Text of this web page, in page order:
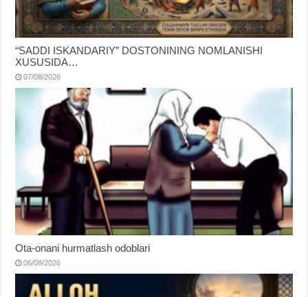
“SADDI ISKANDARIY” DOSTONINING NOMLANISHI
XUSUSIDA…
07/08/2026
Ota-onani hurmatlash odoblari
06/08/2026